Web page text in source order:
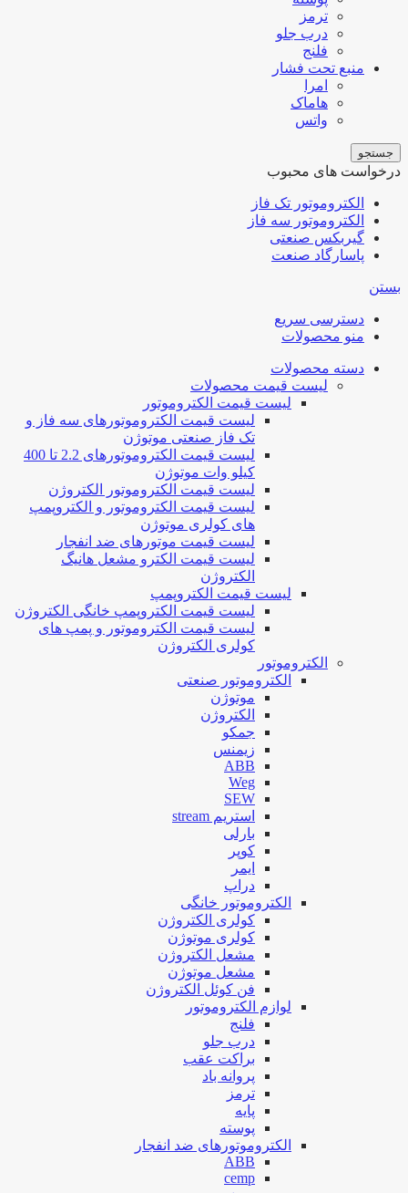
ترمز
درب جلو
فلنج
منبع تحت فشار
امرا
هاماک
واتس
جستجو
درخواست های محبوب
الکتروموتور تک فاز
الکتروموتور سه فاز
گیربکس صنعتی
پاسارگاد صنعت
بستن
دسترسی سریع
منو محصولات
دسته محصولات
لیست قیمت محصولات
لیست قیمت الکتروموتور
لیست قیمت الکتروموتورهای سه فاز و
تک فاز صنعتی موتوژن
لیست قیمت الکتروموتورهای 2.2 تا 400
کیلو وات موتوژن
لیست قیمت الکتروموتور الکتروژن
لیست قیمت الکتروموتور و الکتروپمپ
های کولری موتوژن
لیست قیمت موتورهای ضد انفجار
لیست قیمت الکترو مشعل هانیگ
الکتروژن
لیست قیمت الکتروپمپ
لیست قیمت الکتروپمپ خانگی الکتروژن
لیست قیمت الکتروموتور و پمپ های
کولری الکتروژن
الکتروموتور
الکتروموتور صنعتی
موتوژن
الکتروژن
جمکو
زیمنس
ABB
Weg
SEW
استریم stream
بارلی
کوپر
ایمر
دراپ
الکتروموتور خانگی
کولری الکتروژن
کولری موتوژن
مشعل الکتروژن
مشعل موتوژن
فن کوئل الکتروژن
لوازم الکتروموتور
فلنج
درب جلو
براکت عقب
پروانه باد
ترمز
پایه
پوسته
الکتروموتورهای ضد انفجار
ABB
cemp